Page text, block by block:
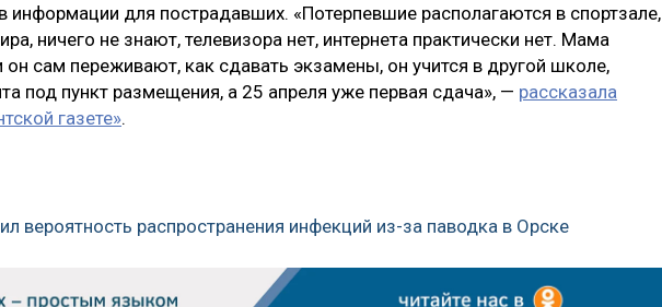
информации для пострадавших. «Потерпевшие располагаются в спортзале,
ничего не знают, телевизора нет, интернета практически нет. Мама
он сам переживают, как сдавать экзамены, он учится в другой школе,
под пункт размещения, а 25 апреля уже первая сдача», — рассказала
газете».
вероятность распространения инфекций из-за паводка в Орске